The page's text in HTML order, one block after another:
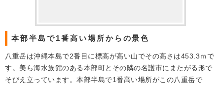
本部半島で1番高い場所からの景色
八重岳は沖縄本島で2番目に標高が高い山でその高さは453.3ｍで
す。美ら海水族館のある本部町とその隣の名護市にまたがる形で
そびえ立っています。本部半島で1番高い場所がこの八重岳で